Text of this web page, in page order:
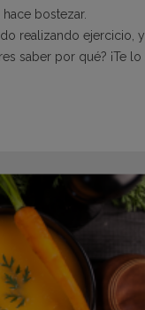
bostezar.
realizando ejercicio, y
saber por qué? ¡Te lo